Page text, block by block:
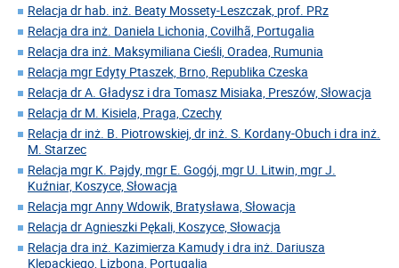
Relacja dr hab. inż. Beaty Mossety-Leszczak, prof. PRz
Relacja dra inż. Daniela Lichonia, Covilhã, Portugalia
Relacja dra inż. Maksymiliana Cieśli, Oradea, Rumunia
Relacja mgr Edyty Ptaszek, Brno, Republika Czeska
Relacja dr A. Gładysz i dra Tomasz Misiaka, Preszów, Słowacja
Relacja dr M. Kisiela, Praga, Czechy
Relacja dr inż. B. Piotrowskiej, dr inż. S. Kordany-Obuch i dra inż.
M. Starzec
Relacja mgr K. Pajdy, mgr E. Gogój, mgr U. Litwin, mgr J.
Kuźniar, Koszyce, Słowacja
Relacja mgr Anny Wdowik, Bratysława, Słowacja
Relacja dr Agnieszki Pękali, Koszyce, Słowacja
Relacja dra inż. Kazimierza Kamudy i dra inż. Dariusza
Klepackiego, Lizbona, Portugalia